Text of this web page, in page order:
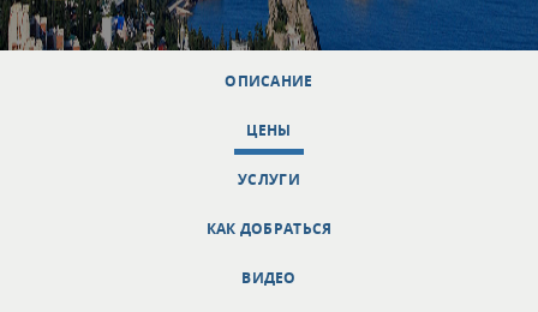
ОПИСАНИЕ
ЦЕНЫ
УСЛУГИ
КАК ДОБРАТЬСЯ
ВИДЕО